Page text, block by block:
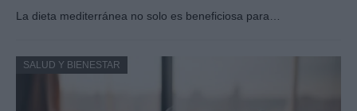
La dieta mediterránea no solo es beneficiosa para…
SALUD Y BIENESTAR